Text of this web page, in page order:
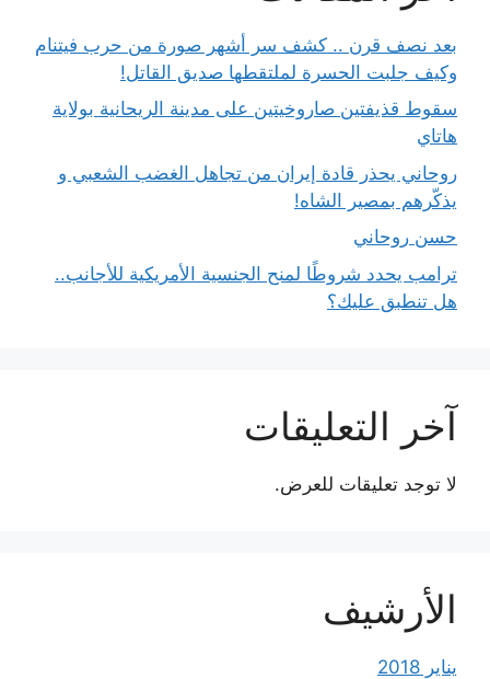
بعد نصف قرن .. كشف سر أشهر صورة من حرب فيتنام
وكيف جلبت الحسرة لملتقطها صديق القاتل!
سقوط قذيفتين صاروخيتين على مدينة الريحانية بولاية
هاتاي
روحاني يحذر قادة إيران من تجاهل الغضب الشعبي و
يذكّرهم بمصير الشاه!
حسن روحاني
ترامب يحدد شروطًا لمنح الجنسية الأمريكية للأجانب..
هل تنطبق عليك؟
آخر التعليقات
لا توجد تعليقات للعرض.
الأرشيف
يناير 2018